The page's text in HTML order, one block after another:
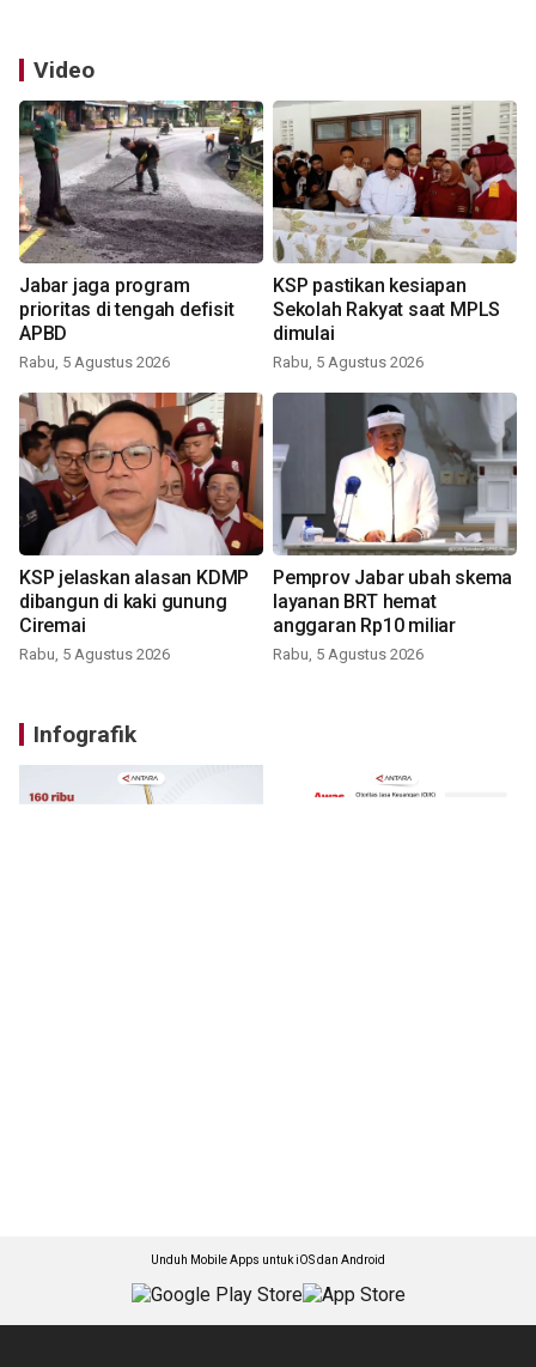
Video
Jabar jaga program
prioritas di tengah defisit
APBD
Rabu, 5 Agustus 2026
KSP pastikan kesiapan
Sekolah Rakyat saat MPLS
dimulai
Rabu, 5 Agustus 2026
KSP jelaskan alasan KDMP
dibangun di kaki gunung
Ciremai
Rabu, 5 Agustus 2026
Pemprov Jabar ubah skema
layanan BRT hemat
anggaran Rp10 miliar
Rabu, 5 Agustus 2026
Infografik
Unduh Mobile Apps untuk iOS dan Android